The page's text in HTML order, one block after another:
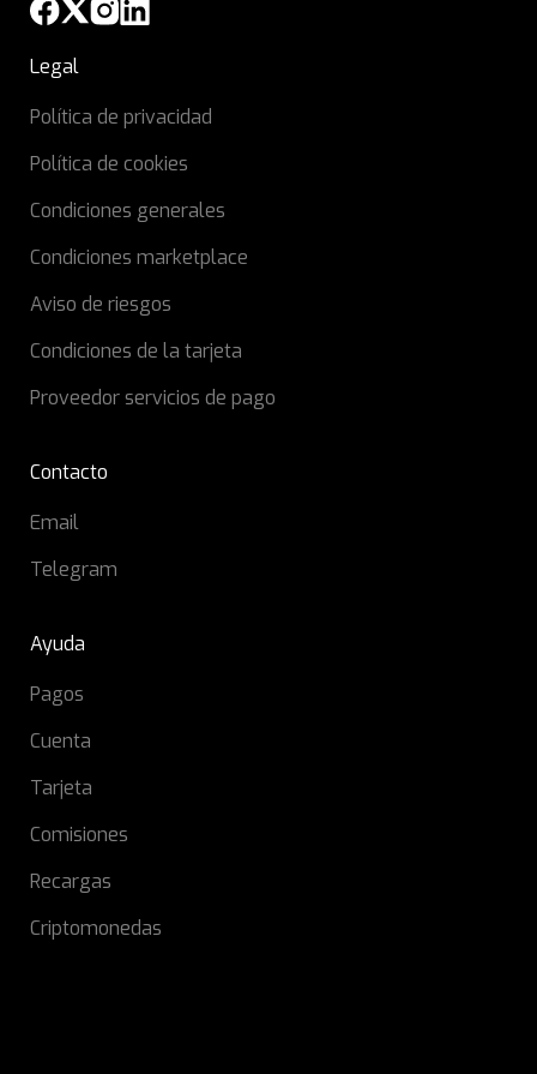
Legal
Política de privacidad
Política de cookies
Condiciones generales
Condiciones marketplace
Aviso de riesgos
Condiciones de la tarjeta
Proveedor servicios de pago
Contacto
Email
Telegram
Ayuda
Pagos
Cuenta
Tarjeta
Comisiones
Recargas
Criptomonedas